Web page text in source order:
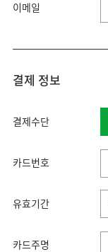
이메일
결제 정보
결제수단
카드번호
유효기간
카드주명